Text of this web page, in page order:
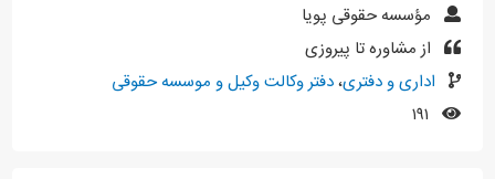
مؤسسه حقوقی پویا
از مشاوره تا پیروزی
اداری و دفتری،دفتر وکالت وکیل و موسسه حقوقی